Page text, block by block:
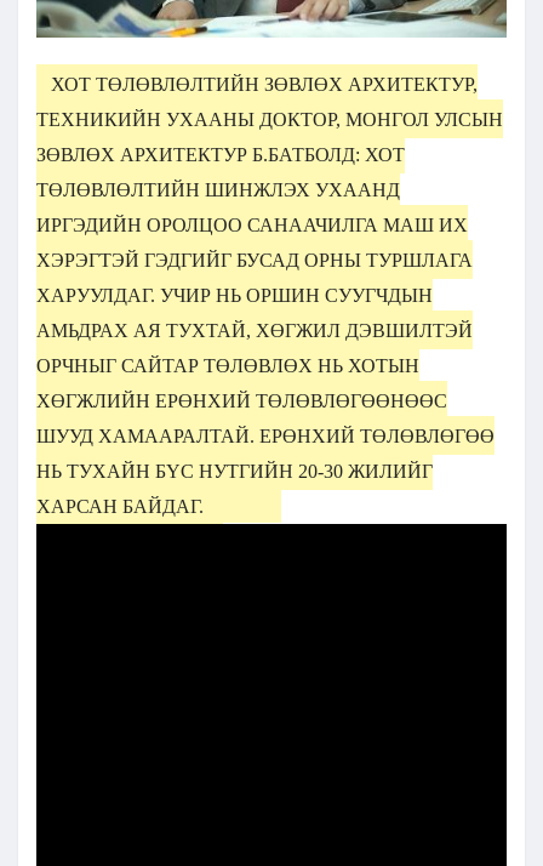
ХОТ ТӨЛӨВЛӨЛТИЙН ЗӨВЛӨХ АРХИТЕКТУР,
ТЕХНИКИЙН УХААНЫ ДОКТОР, МОНГОЛ УЛСЫН
ЗӨВЛӨХ АРХИТЕКТУР Б.БАТБОЛД: ХОТ
ТӨЛӨВЛӨЛТИЙН ШИНЖЛЭХ УХААНД
ИРГЭДИЙН ОРОЛЦОО САНААЧИЛГА МАШ ИХ
ХЭРЭГТЭЙ ГЭДГИЙГ БУСАД ОРНЫ ТУРШЛАГА
ХАРУУЛДАГ. УЧИР НЬ ОРШИН СУУГЧДЫН
АМЬДРАХ АЯ ТУХТАЙ, ХӨГЖИЛ ДЭВШИЛТЭЙ
ОРЧНЫГ САЙТАР ТӨЛӨВЛӨХ НЬ ХОТЫН
ХӨГЖЛИЙН ЕРӨНХИЙ ТӨЛӨВЛӨГӨӨНӨӨС
ШУУД ХАМААРАЛТАЙ. ЕРӨНХИЙ ТӨЛӨВЛӨГӨӨ
НЬ ТУХАЙН БҮС НУТГИЙН 20-30 ЖИЛИЙГ
ХАРСАН БАЙДАГ.